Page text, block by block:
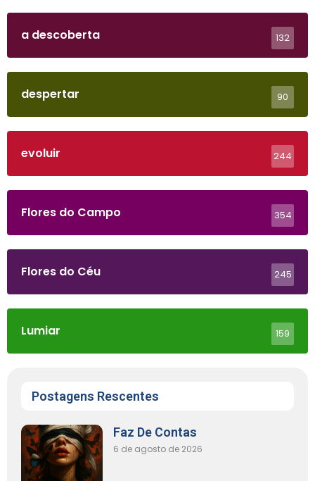
a descoberta 132
despertar 90
evoluir 244
Flores do Campo 354
Flores do Céu 245
Lumiar 159
Postagens Rescentes
Faz De Contas
6 de agosto de 2026